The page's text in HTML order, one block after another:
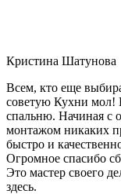
Кристина Шатунова
Всем, кто еще
советую Кухни мол!
спальню. Начиная с
монтажом никаких
быстро и
Огромное спасибо
Это мастер своего
здесь.